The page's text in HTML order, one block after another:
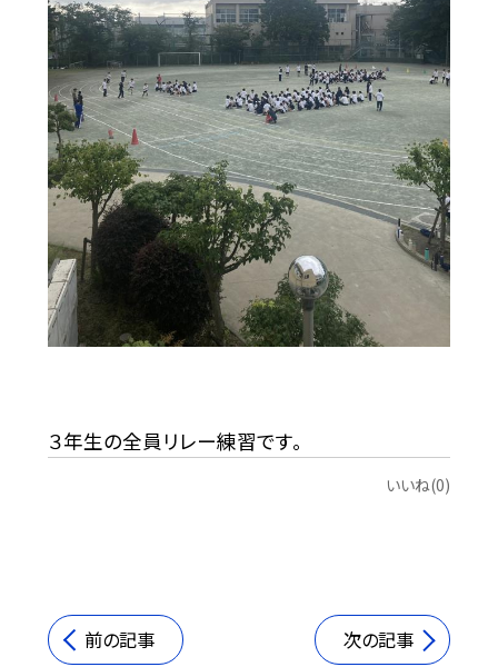
３年生の全員リレー練習です。
いいね(0)
前の記事 次の記事